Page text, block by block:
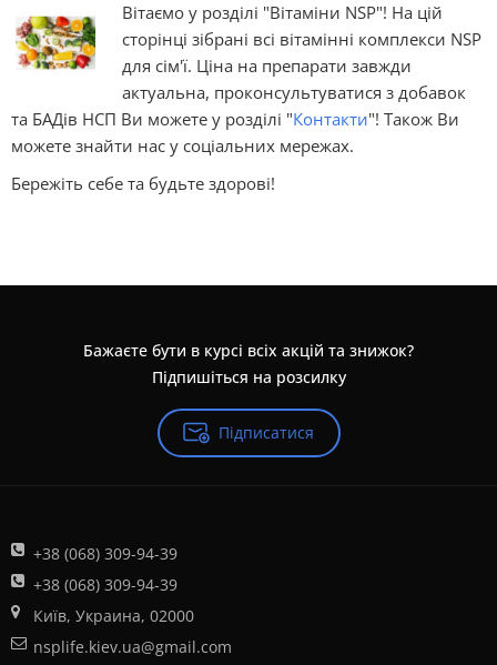
Вітаємо у розділі "Вітаміни NSP"! На цій
сторінці зібрані всі вітамінні комплекси NSP
для сім'ї. Ціна на препарати завжди
актуальна, проконсультуватися з добавок
та БАДів НСП Ви можете у розділі "Контакти"! Також Ви
можете знайти нас у соціальних мережах.
Бережіть себе та будьте здорові!
Бажаєте бути в курсі всіх акцій та знижок?
Підпишіться на розсилку
Підписатися
+38 (068) 309-94-39
+38 (068) 309-94-39
Київ, Украина, 02000
nsplife.kiev.ua@gmail.com